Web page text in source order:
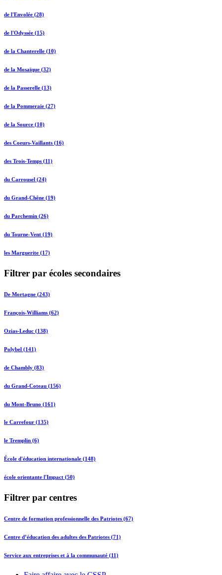
de l'Envolée (28)
de l'Odyssée (15)
de la Chanterelle (10)
de la Mosaïque (32)
de la Passerelle (13)
de la Pommeraie (27)
de la Source (10)
des Coeurs-Vaillants (16)
des Trois-Temps (11)
du Carrousel (24)
du Grand-Chêne (19)
du Parchemin (26)
du Tourne-Vent (19)
les Marguerite (17)
Filtrer par écoles secondaires
De Mortagne (243)
François-Williams (62)
Ozias-Leduc (138)
Polybel (141)
de Chambly (83)
du Grand-Coteau (156)
du Mont-Bruno (161)
le Carrefour (135)
le Tremplin (6)
École d'éducation internationale (148)
école orientante l'Impact (50)
Filtrer par centres
Centre de formation professionnelle des Patriotes (67)
Centre d’éducation des adultes des Patriotes (71)
Service aux entreprises et à la communauté (11)